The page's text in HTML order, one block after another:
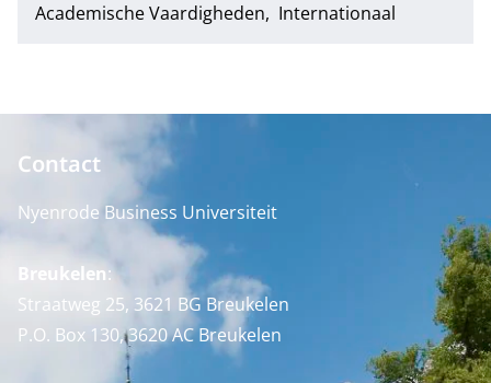
Academische Vaardigheden
Internationaal
Contact
Nyenrode Business Universiteit
Breukelen:
Straatweg 25, 3621 BG Breukelen
P.O. Box 130, 3620 AC Breukelen